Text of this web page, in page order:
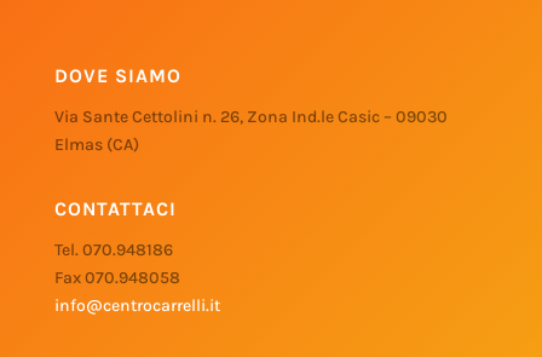
DOVE SIAMO
Via Sante Cettolini n. 26, Zona Ind.le Casic – 09030
Elmas (CA)
CONTATTACI
Tel. 070.948186
Fax 070.948058
info@centrocarrelli.it